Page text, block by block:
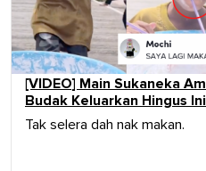
[VIDEO] Main Sukaneka
Budak Keluarkan Hingus
Tak selera dah nak makan.